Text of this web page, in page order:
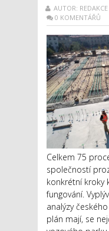
AUTOR: REDAKCE
0 KOMENTÁŘŮ
Celkem 75
společností
konkrétní kroky
fungování.
analýzy
plán mají, se